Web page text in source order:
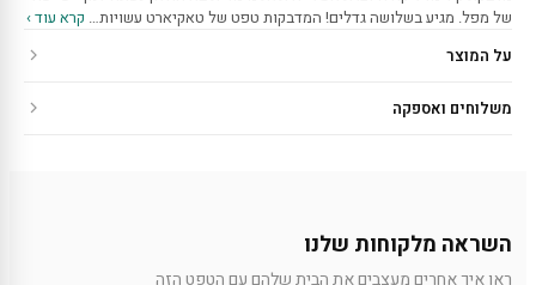
של מפל. מגיע בשלושה גדלים! המדבקות טפט של טאקיארט עשויות… קרא עוד ›
על המוצר
משלוחים ואספקה
השראה מלקוחות שלנו
ראו איך אחרים מעצבים את הבית שלהם עם הטפט הזה